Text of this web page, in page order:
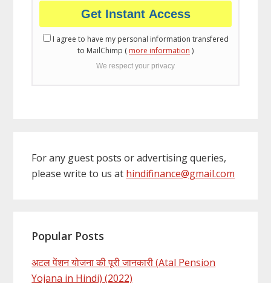
I agree to have my personal information transfered
to MailChimp ( more information )
We respect your privacy
For any guest posts or advertising queries,
please write to us at hindifinance@gmail.com
Popular Posts
अटल पेंशन योजना की पूरी जानकारी (Atal Pension
Yojana in Hindi) (2022)